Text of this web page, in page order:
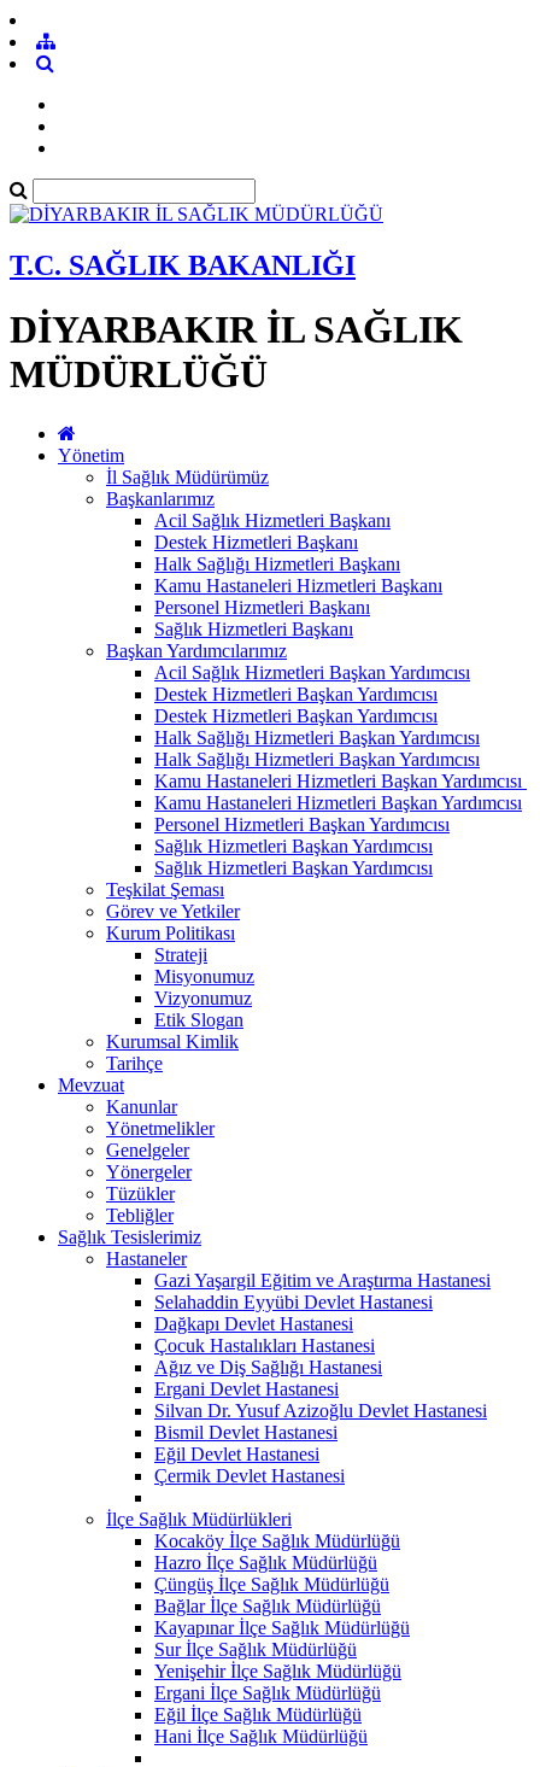
T.C. SAĞLIK BAKANLIĞI
DİYARBAKIR İL SAĞLIK
MÜDÜRLÜĞÜ
Yönetim
İl Sağlık Müdürümüz
Başkanlarımız
Acil Sağlık Hizmetleri Başkanı
Destek Hizmetleri Başkanı
Halk Sağlığı Hizmetleri Başkanı
Kamu Hastaneleri Hizmetleri Başkanı
Personel Hizmetleri Başkanı
Sağlık Hizmetleri Başkanı
Başkan Yardımcılarımız
Acil Sağlık Hizmetleri Başkan Yardımcısı
Destek Hizmetleri Başkan Yardımcısı
Destek Hizmetleri Başkan Yardımcısı
Halk Sağlığı Hizmetleri Başkan Yardımcısı
Halk Sağlığı Hizmetleri Başkan Yardımcısı
Kamu Hastaneleri Hizmetleri Başkan Yardımcısı ​
Kamu Hastaneleri Hizmetleri Başkan Yardımcısı
Personel Hizmetleri Başkan Yardımcısı
Sağlık Hizmetleri Başkan Yardımcısı
Sağlık Hizmetleri Başkan Yardımcısı
Teşkilat Şeması
Görev ve Yetkiler
Kurum Politikası
Strateji
Misyonumuz
Vizyonumuz
Etik Slogan
Kurumsal Kimlik
Tarihçe
Mevzuat
Kanunlar
Yönetmelikler
Genelgeler
Yönergeler
Tüzükler
Tebliğler
Sağlık Tesislerimiz
Hastaneler
Gazi Yaşargil Eğitim ve Araştırma Hastanesi
Selahaddin Eyyübi Devlet Hastanesi
Dağkapı Devlet Hastanesi
Çocuk Hastalıkları Hastanesi
Ağız ve Diş Sağlığı Hastanesi
Ergani Devlet Hastanesi
Silvan Dr. Yusuf Azizoğlu Devlet Hastanesi
Bismil Devlet Hastanesi
Eğil Devlet Hastanesi
Çermik Devlet Hastanesi
İlçe Sağlık Müdürlükleri
Kocaköy İlçe Sağlık Müdürlüğü
Hazro İlçe Sağlık Müdürlüğü
Çüngüş İlçe Sağlık Müdürlüğü
Bağlar İlçe Sağlık Müdürlüğü
Kayapınar İlçe Sağlık Müdürlüğü
Sur İlçe Sağlık Müdürlüğü
Yenişehir İlçe Sağlık Müdürlüğü
Ergani İlçe Sağlık Müdürlüğü
Eğil İlçe Sağlık Müdürlüğü
Hani İlçe Sağlık Müdürlüğü